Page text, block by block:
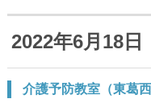
2022年6月18日
介護予防教室（東葛